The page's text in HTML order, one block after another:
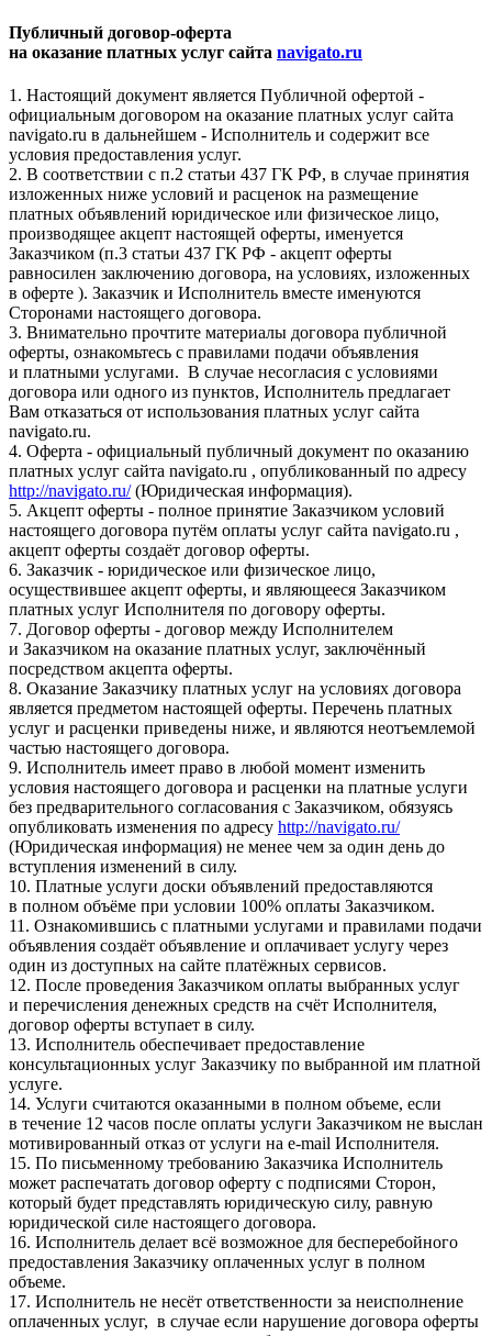
Публичный договор-оферта
на оказание платных услуг сайта navigato.ru
1. Настоящий документ является Публичной офертой -
официальным договором на оказание платных услуг сайта
navigato.ru в дальнейшем - Исполнитель и содержит все
условия предоставления услуг.
2. В соответствии с п.2 статьи 437 ГК РФ, в случае принятия
изложенных ниже условий и расценок на размещение
платных объявлений юридическое или физическое лицо,
производящее акцепт настоящей оферты, именуется
Заказчиком (п.3 статьи 437 ГК РФ - акцепт оферты
равносилен заключению договора, на условиях, изложенных
в оферте ). Заказчик и Исполнитель вместе именуются
Сторонами настоящего договора.
3. Внимательно прочтите материалы договора публичной
оферты, ознакомьтесь с правилами подачи объявления
и платными услугами. В случае несогласия с условиями
договора или одного из пунктов, Исполнитель предлагает
Вам отказаться от использования платных услуг сайта
navigato.ru.
4. Оферта - официальный публичный документ по оказанию
платных услуг сайта navigato.ru , опубликованный по адресу
http://navigato.ru/(Юридическая информация).
5. Акцепт оферты - полное принятие Заказчиком условий
настоящего договора путём оплаты услуг сайта navigato.ru ,
акцепт оферты создаёт договор оферты.
6. Заказчик - юридическое или физическое лицо,
осуществившее акцепт оферты, и являющееся Заказчиком
платных услуг Исполнителя по договору оферты.
7. Договор оферты - договор между Исполнителем
и Заказчиком на оказание платных услуг, заключённый
посредством акцепта оферты.
8. Оказание Заказчику платных услуг на условиях договора
является предметом настоящей оферты. Перечень платных
услуг и расценки приведены ниже, и являются неотъемлемой
частью настоящего договора.
9. Исполнитель имеет право в любой момент изменить
условия настоящего договора и расценки на платные услуги
без предварительного согласования с Заказчиком, обязуясь
опубликовать изменения по адресу http://navigato.ru/
(Юридическая информация) не менее чем за один день до
вступления изменений в силу.
10. Платные услуги доски объявлений предоставляются
в полном объёме при условии 100% оплаты Заказчиком.
11. Ознакомившись с платными услугами и правилами подачи
объявления создаёт объявление и оплачивает услугу через
один из доступных на сайте платёжных сервисов.
12. После проведения Заказчиком оплаты выбранных услуг
и перечисления денежных средств на счёт Исполнителя,
договор оферты вступает в силу.
13. Исполнитель обеспечивает предоставление
консультационных услуг Заказчику по выбранной им платной
услуге.
14. Услуги считаются оказанными в полном объеме, если
в течение 12 часов после оплаты услуги Заказчиком не выслан
мотивированный отказ от услуги на e-mail Исполнителя.
15. По письменному требованию Заказчика Исполнитель
может распечатать договор оферту с подписями Сторон,
который будет представлять юридическую силу, равную
юридической силе настоящего договора.
16. Исполнитель делает всё возможное для бесперебойного
предоставления Заказчику оплаченных услуг в полном
объеме.
17. Исполнитель не несёт ответственности за неисполнение
оплаченных услуг, в случае если нарушение договора оферты